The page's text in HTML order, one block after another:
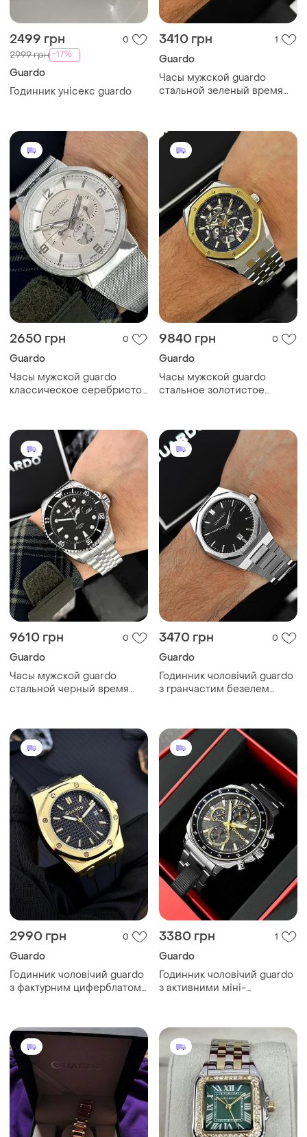
2499 грн 0
2999 грн -17%
Guardo
Годинник унісекс guardo
3410 грн 1
Guardo
Часы мужской guardo
стальной зеленый время
2650 грн 0
Guardo
Часы мужской guardo
классическое серебристое
9840 грн 0
Guardo
Часы мужской guardo
стальное золотистое
9610 грн 0
Guardo
Часы мужской guardo
стальной черный время
3470 грн 0
Guardo
Годинник чоловічий guardo
з гранчастим безелем
2990 грн 0
Guardo
Годинник чоловічий guardo
з фактурним циферблатом
3380 грн 1
Guardo
Годинник чоловічий guardo
з активними міні-
часы мужские гуардо